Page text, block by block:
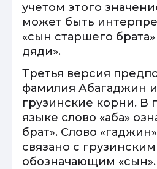
учетом этого
может быть
«сын старшего
дяди».
Третья версия
фамилия Абагаджин
грузинские корни. В
языке слово «аба»
брат». Слово
связано с
обозначающим